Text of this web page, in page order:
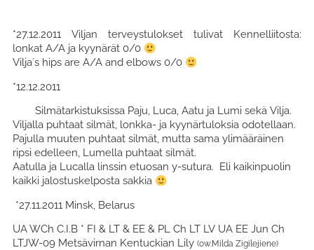
*27.12.2011 Viljan terveystulokset tulivat Kennelliitosta:
lonkat A/A ja kyynärät 0/0
Vilja´s hips are A/A and elbows 0/0
*12.12.2011
Silmätarkistuksissa Paju, Luca, Aatu ja Lumi sekä Vilja.
Viljalla puhtaat silmät, lonkka- ja kyynärtuloksia odotellaan.
Pajulla muuten puhtaat silmät, mutta sama ylimääräinen
ripsi edelleen, Lumella puhtaat silmät.
Aatulla ja Lucalla linssin etuosan y-sutura. Eli kaikinpuolin
kaikki jalostuskelposta sakkia
*27.11.2011 Minsk, Belarus
UA WCh C.I.B * FI & LT & EE & PL Ch LT LV UA EE Jun Ch
LTJW-09 Metsävirnan Kentuckian Lily (ow.Milda Zigilejiene)